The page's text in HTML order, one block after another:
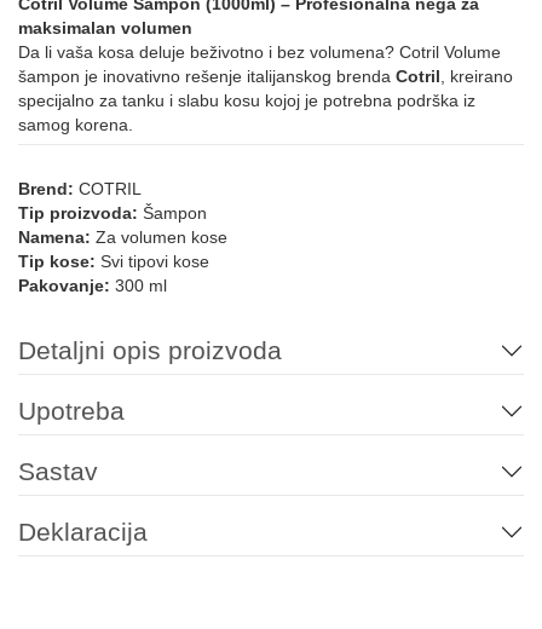
Cotril Volume Šampon (1000ml) – Profesionalna nega za
maksimalan volumen
Da li vaša kosa deluje beživotno i bez volumena? Cotril Volume
šampon je inovativno rešenje italijanskog brenda Cotril, kreirano
specijalno za tanku i slabu kosu kojoj je potrebna podrška iz
samog korena.
Brend: COTRIL
Tip proizvoda: Šampon
Namena: Za volumen kose
Tip kose: Svi tipovi kose
Pakovanje: 300 ml
Detaljni opis proizvoda
Upotreba
Sastav
Deklaracija